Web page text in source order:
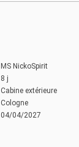
MS NickoSpirit
8 j
Cabine extérieure
Cologne
04/04/2027